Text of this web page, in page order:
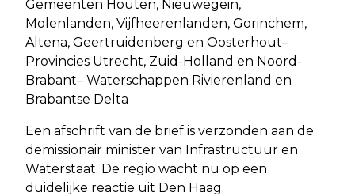
Gemeenten Houten, Nieuwegein,
Molenlanden, Vijfheerenlanden, Gorinchem,
Altena, Geertruidenberg en Oosterhout–
Provincies Utrecht, Zuid-Holland en Noord-
Brabant– Waterschappen Rivierenland en
Brabantse Delta
Een afschrift van de brief is verzonden aan de
demissionair minister van Infrastructuur en
Waterstaat. De regio wacht nu op een
duidelijke reactie uit Den Haag.